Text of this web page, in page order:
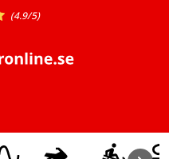
(4.9/5)